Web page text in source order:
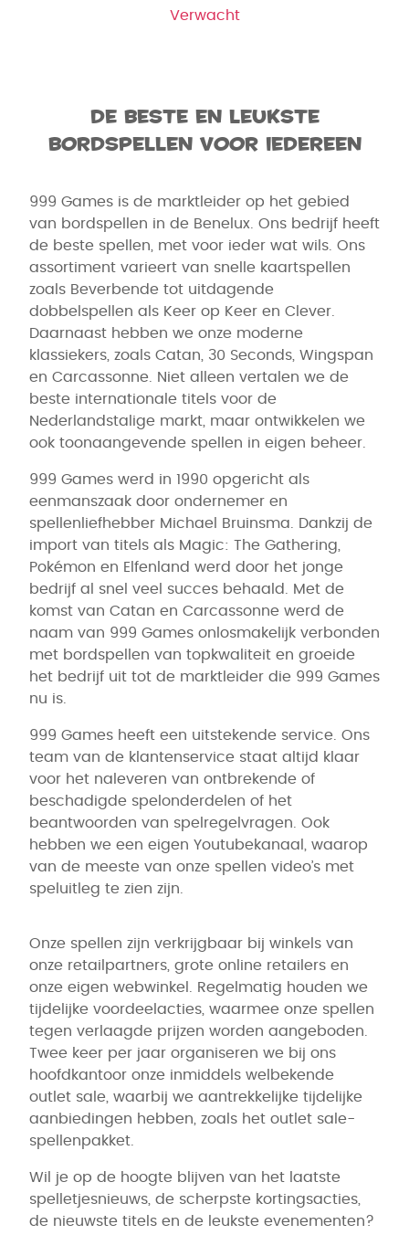
Verwacht
de beste en leukste
bordspellen voor iedereen
999 Games is de marktleider op het gebied
van bordspellen in de Benelux. Ons bedrijf heeft
de beste spellen, met voor ieder wat wils. Ons
assortiment varieert van snelle kaartspellen
zoals Beverbende tot uitdagende
dobbelspellen als Keer op Keer en Clever.
Daarnaast hebben we onze moderne
klassiekers, zoals Catan, 30 Seconds, Wingspan
en Carcassonne. Niet alleen vertalen we de
beste internationale titels voor de
Nederlandstalige markt, maar ontwikkelen we
ook toonaangevende spellen in eigen beheer.
999 Games werd in 1990 opgericht als
eenmanszaak door ondernemer en
spellenliefhebber Michael Bruinsma. Dankzij de
import van titels als Magic: The Gathering,
Pokémon en Elfenland werd door het jonge
bedrijf al snel veel succes behaald. Met de
komst van Catan en Carcassonne werd de
naam van 999 Games onlosmakelijk verbonden
met bordspellen van topkwaliteit en groeide
het bedrijf uit tot de marktleider die 999 Games
nu is.
999 Games heeft een uitstekende service. Ons
team van de klantenservice staat altijd klaar
voor het naleveren van ontbrekende of
beschadigde spelonderdelen of het
beantwoorden van spelregelvragen. Ook
hebben we een eigen Youtubekanaal, waarop
van de meeste van onze spellen video’s met
speluitleg te zien zijn.
Onze spellen zijn verkrijgbaar bij winkels van
onze retailpartners, grote online retailers en
onze eigen webwinkel. Regelmatig houden we
tijdelijke voordeelacties, waarmee onze spellen
tegen verlaagde prijzen worden aangeboden.
Twee keer per jaar organiseren we bij ons
hoofdkantoor onze inmiddels welbekende
outlet sale, waarbij we aantrekkelijke tijdelijke
aanbiedingen hebben, zoals het outlet sale-
spellenpakket.
Wil je op de hoogte blijven van het laatste
spelletjesnieuws, de scherpste kortingsacties,
de nieuwste titels en de leukste evenementen?